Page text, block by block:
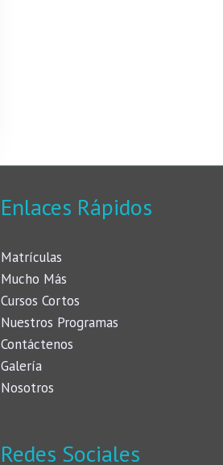
Enlaces Rápidos
Matrículas
Mucho Más
Cursos Cortos
Nuestros Programas
Contáctenos
Galería
Nosotros
Redes Sociales